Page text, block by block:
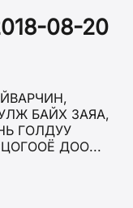
08-20
БАЙХ ЗАЯА,
ГОЛДУУ
ДОО...